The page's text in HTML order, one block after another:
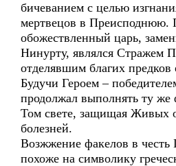
бичеванием с целью
мертвецов в Преисподнюю.
обожествленный царь,
Нинурту, являлся Стражем
отделявшим благих предков
Будучи Героем –
продолжал выполнять ту
Том свете, защищая Живых
болезней.
Возжжение факелов в честь
похоже на символику